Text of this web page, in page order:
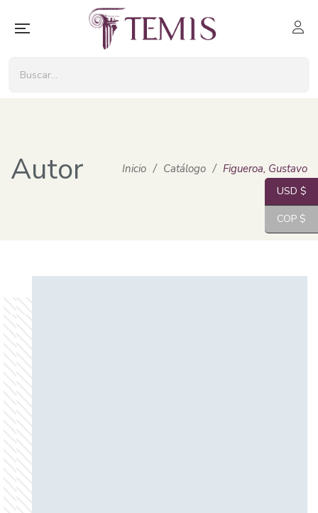
Autor Inicio / Catálogo / Figueroa, Gustavo
USD $
COP $